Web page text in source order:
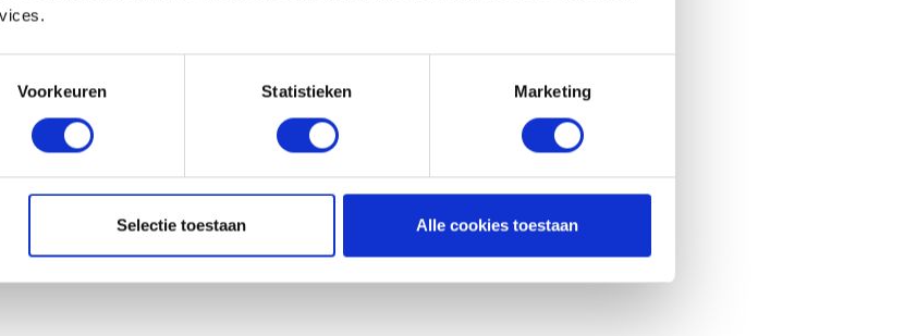
Voorkeuren Statistieken Marketing
Selectie toestaan Alle cookies toestaan